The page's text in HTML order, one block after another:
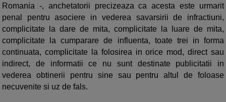
Romania -, anchetatorii precizeaza ca acesta este urmarit
penal pentru asociere in vederea savarsirii de infractiuni,
complicitate la dare de mita, complicitate la luare de mita,
complicitate la cumparare de influenta, toate trei in forma
continuata, complicitate la folosirea in orice mod, direct sau
indirect, de informatii ce nu sunt destinate publicitatii in
vederea obtinerii pentru sine sau pentru altul de foloase
necuvenite si uz de fals.